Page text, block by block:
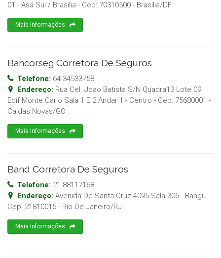
01 - Asa Sul / Brasilia - Cep: 70310500 - Brasilia/DF
Mais Informações
Bancorseg Corretora De Seguros
Telefone: 64 34533758
Endereço: Rua Cel. Joao Batista S/N Quadra13 Lote 09
Edif Monte Carlo Sala 1 E 2 Andar 1 - Centro - Cep: 75680001 -
Caldas Novas/GO
Mais Informações
Band Corretora De Seguros
Telefone: 21 88117168
Endereço: Avenida De Santa Cruz 4095 Sala 306 - Bangu -
Cep: 21810015 - Rio De Janeiro/RJ
Mais Informações